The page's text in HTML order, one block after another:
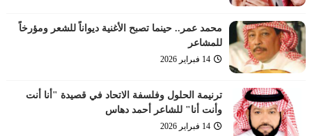
محمد عمر.. حينما تصبح الأغنية ديواناً للشعر ومؤرخاً
للمشاعر
14 فبراير 2026
ترنيمة الحلول وفلسفة الاتحاد في قصيدة "أنا أنت
وأنت أنا" للشاعر أحمد دهاس
14 فبراير 2026